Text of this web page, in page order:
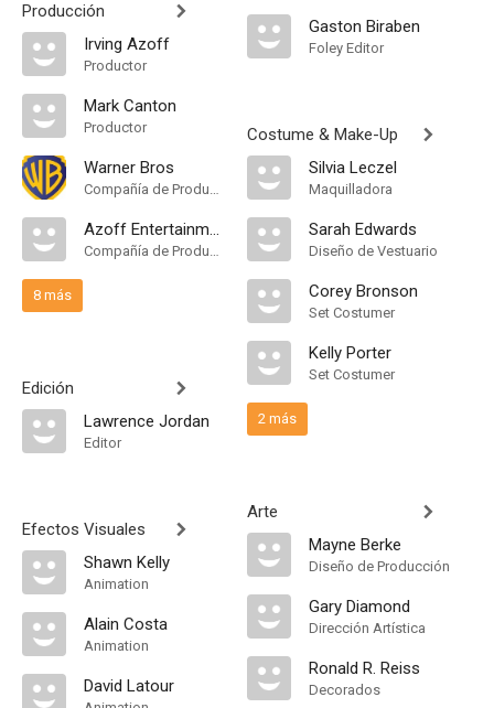
Producción
Irving Azoff
Productor
Mark Canton
Productor
Warner Bros
Compañía de Produccion
Azoff Entertainment
Compañía de Produccion
8 más
Edición
Lawrence Jordan
Editor
Efectos Visuales
Shawn Kelly
Animation
Alain Costa
Animation
David Latour
Gaston Biraben
Foley Editor
Costume & Make-Up
Silvia Leczel
Maquilladora
Sarah Edwards
Diseño de Vestuario
Corey Bronson
Set Costumer
Kelly Porter
Set Costumer
2 más
Arte
Mayne Berke
Diseño de Producción
Gary Diamond
Dirección Artística
Ronald R. Reiss
Decorados